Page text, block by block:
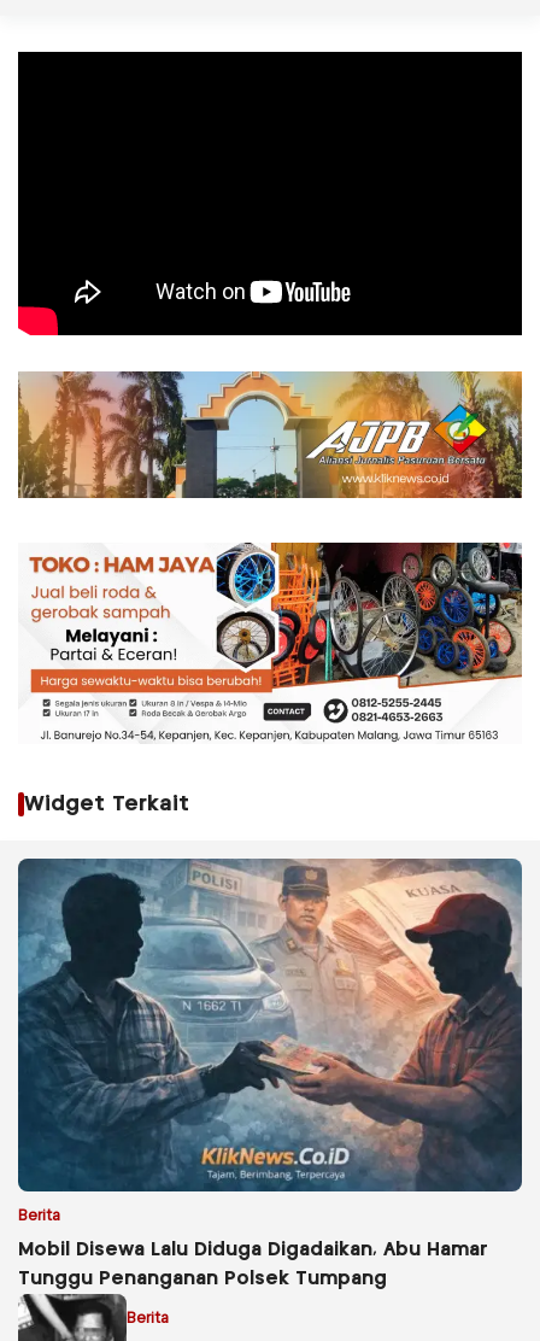
Widget Terkait
Berita
Mobil Disewa Lalu Diduga Digadaikan, Abu Hamar
Tunggu Penanganan Polsek Tumpang
Berita